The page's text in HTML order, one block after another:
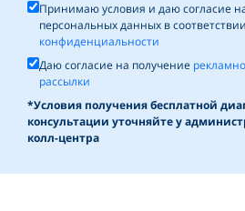
Принимаю условия и даю согласие
персональных данных в
конфиденциальности
Даю согласие на получение
рассылки
*Условия получения бесплатной
консультации уточняйте у
колл-центра